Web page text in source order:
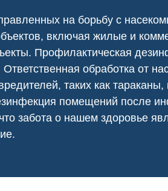
на борьбу с
включая жилые и
Профилактическая
обработка от
таких как тараканы,
помещений после
забота о нашем здоровье